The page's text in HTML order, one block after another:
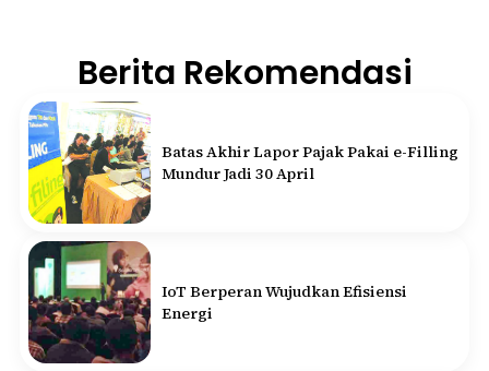
Berita Rekomendasi
Batas Akhir Lapor Pajak Pakai e-Filling
Mundur Jadi 30 April
IoT Berperan Wujudkan Efisiensi
Energi